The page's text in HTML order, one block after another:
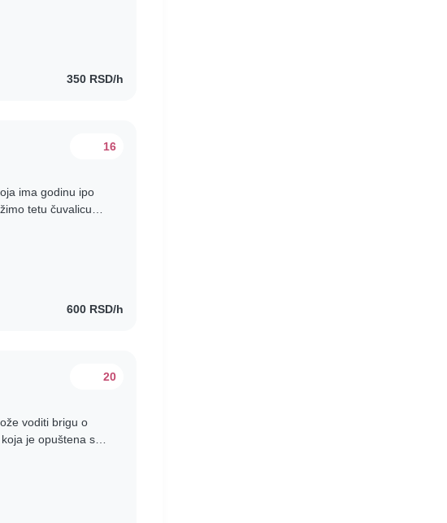
350 RSD/h
16
ima godinu ipo
tetu čuvalicu
600 RSD/h
20
voditi brigu o
je opuštena s